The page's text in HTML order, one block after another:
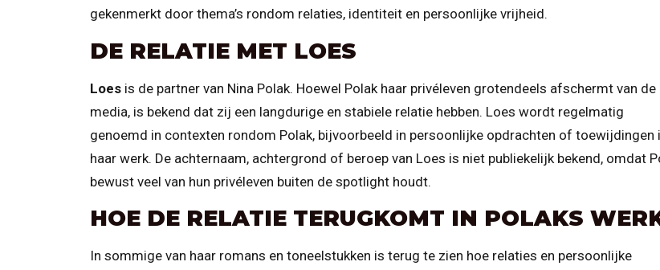
gekenmerkt door thema’s rondom relaties, identiteit en persoonlijke vrijheid.
DE RELATIE MET LOES
Loes is de partner van Nina Polak. Hoewel Polak haar privéleven grotendeels afschermt van de
media, is bekend dat zij een langdurige en stabiele relatie hebben. Loes wordt regelmatig
genoemd in contexten rondom Polak, bijvoorbeeld in persoonlijke opdrachten of toewijdingen
haar werk. De achternaam, achtergrond of beroep van Loes is niet publiekelijk bekend, omdat
bewust veel van hun privéleven buiten de spotlight houdt.
HOE DE RELATIE TERUGKOMT IN POLAKS
In sommige van haar romans en toneelstukken is terug te zien hoe relaties en persoonlijke